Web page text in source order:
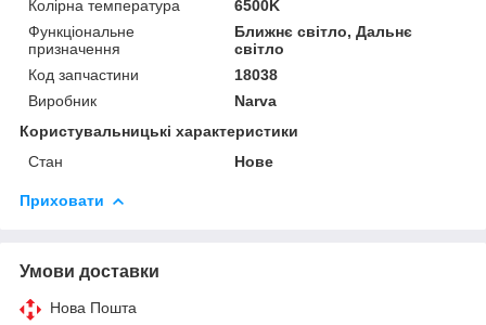
Колірна температура
6500K
Функціональне
призначення
Ближнє світло, Дальнє
світло
Код запчастини
18038
Виробник
Narva
Користувальницькі характеристики
Стан
Нове
Приховати
Умови доставки
Нова Пошта